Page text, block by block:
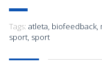
Tags: atleta biofeedback
sport sport